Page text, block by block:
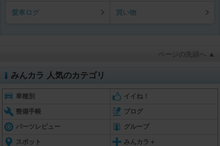
愛車ログ 買い物
ページの先頭へ ▲
みんカラ 人気のカテゴリ
車種別 イイね！
整備手帳 ブログ
パーツレビュー グループ
スポット みんカラ＋